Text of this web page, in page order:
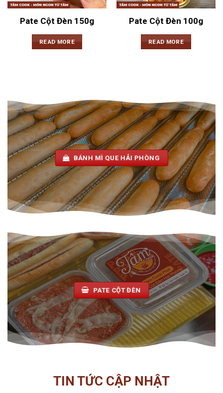
Pate Cột Đèn 150g
READ MORE
Pate Cột Đèn 100g
READ MORE
BÁNH MÌ QUE HẢI PHÒNG
PATE CỘT ĐÈN
TIN TỨC CẬP NHẬT